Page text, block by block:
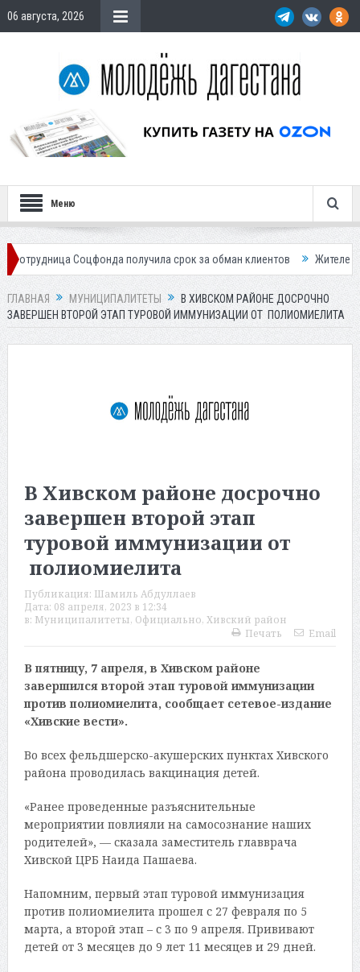
06 августа, 2026
Меню
Соцфонда получила срок за обман клиентов Жителей Дагестана
ГЛАВНАЯ МУНИЦИПАЛИТЕТЫ
В ХИВСКОМ РАЙОНЕ ДОСРОЧНО
ЗАВЕРШЕН ВТОРОЙ ЭТАП ТУРОВОЙ ИММУНИЗАЦИИ ОТ ПОЛИОМИЕЛИТА
В Хивском районе досрочно
завершен второй этап
туровой иммунизации от
полиомиелита
Публикация: Шамиль Абдуллаев
Дата: 08 апреля, 2023 в 12:34
в: Муниципалитеты, Официально, Хивский район
Печать
Email
В пятницу, 7 апреля, в Хивском районе
завершился второй этап туровой иммунизации
против полиомиелита, сообщает сетевое-издание
«Хивские вести».
Во всех фельдшерско-акушерских пунктах Хивского
района проводилась вакцинация детей.
«Ранее проведенные разъяснительные
мероприятии повлияли на самосознание наших
родителей», — сказала заместитель главврача
Хивской ЦРБ Наида Пашаева.
Напомним, первый этап туровой иммунизация
против полиомиелита прошел с 27 февраля по 5
марта, а второй этап – с 3 по 9 апреля. Прививают
детей от 3 месяцев до 9 лет 11 месяцев и 29 дней.